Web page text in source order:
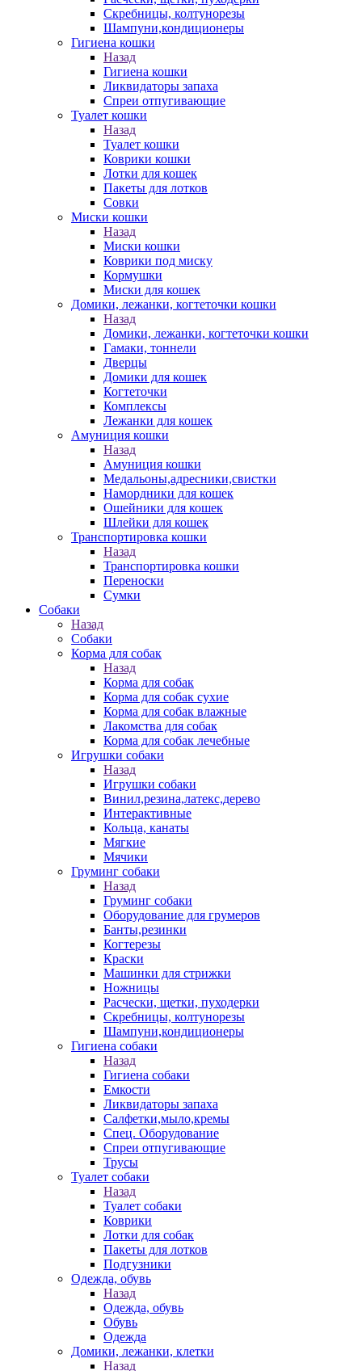
Скребницы, колтунорезы
Шампуни,кондиционеры
Гигиена кошки
Назад
Гигиена кошки
Ликвидаторы запаха
Спреи отпугивающие
Туалет кошки
Назад
Туалет кошки
Коврики кошки
Лотки для кошек
Пакеты для лотков
Совки
Миски кошки
Назад
Миски кошки
Коврики под миску
Кормушки
Миски для кошек
Домики, лежанки, когтеточки кошки
Назад
Домики, лежанки, когтеточки кошки
Гамаки, тоннели
Дверцы
Домики для кошек
Когтеточки
Комплексы
Лежанки для кошек
Амуниция кошки
Назад
Амуниция кошки
Медальоны,адресники,свистки
Намордники для кошек
Ошейники для кошек
Шлейки для кошек
Транспортировка кошки
Назад
Транспортировка кошки
Переноски
Сумки
Собаки
Назад
Собаки
Корма для собак
Назад
Корма для собак
Корма для собак сухие
Корма для собак влажные
Лакомства для собак
Корма для собак лечебные
Игрушки собаки
Назад
Игрушки собаки
Винил,резина,латекс,дерево
Интерактивные
Кольца, канаты
Мягкие
Мячики
Груминг собаки
Назад
Груминг собаки
Оборудование для грумеров
Банты,резинки
Когтерезы
Краски
Машинки для стрижки
Ножницы
Расчески, щетки, пуходерки
Скребницы, колтунорезы
Шампуни,кондиционеры
Гигиена собаки
Назад
Гигиена собаки
Емкости
Ликвидаторы запаха
Салфетки,мыло,кремы
Спец. Оборудование
Спреи отпугивающие
Трусы
Туалет собаки
Назад
Туалет собаки
Коврики
Лотки для собак
Пакеты для лотков
Подгузники
Одежда, обувь
Назад
Одежда, обувь
Обувь
Одежда
Домики, лежанки, клетки
Назад